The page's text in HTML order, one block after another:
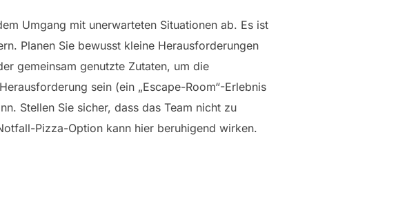
Umgang mit unerwarteten Situationen ab. Es ist
Planen Sie bewusst kleine Herausforderungen
gemeinsam genutzte Zutaten, um die
sein (ein „Escape-Room“-Erlebnis
Stellen Sie sicher, dass das Team nicht zu
Pizza-Option kann hier beruhigend wirken.